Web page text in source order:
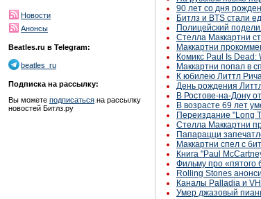
Новости
Анонсы
Beatles.ru в Telegram:
beatles_ru
Подписка на рассылку:
Вы можете подписаться на рассылку
новостей Битлз.ру
90 лет со дня
Битлз и BTS стали
Полицейский
Стелла Маккартни
Маккартни
Комикс Paul Is Dead:
Маккартни попал в
К юбилею Литтл
День рождения
В Ростове-на-Дону
В возрасте 69 лет
Переиздание "Long
Стелла Маккартни
Папарацци
Маккартни спел с
Книга "Paul
Фильму про «пятого
Rolling Stones
Каналы Palladia и
Умер джазовый